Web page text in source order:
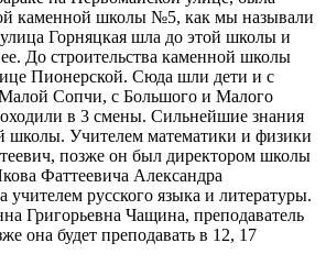
каменной школы №5, как мы называли
Горняцкая шла до этой школы и
До строительства каменной школы
Пионерской. Сюда шли дети и с
Сопчи, с Большого и Малого
в 3 смены. Сильнейшие знания
школы. Учителем математики и физики
позже он был директором школы
Фаттеевича Александра
учителем русского языка и литературы.
Григорьевна Чащина, преподаватель
она будет преподавать в 12, 17